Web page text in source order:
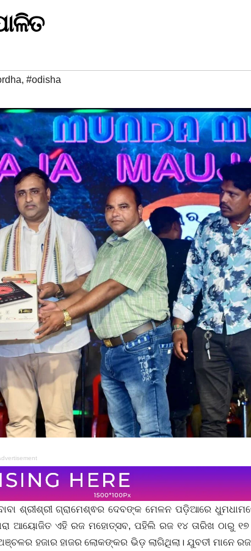
, #odisha
ଶ୍ରୀଶ୍ରୀ ଗ୍ରାମେଶ୍ଵର ଦେବଙ୍କ ମେଳନ ପଡ଼ିଆରେ
ଆୟୋଜିତ ଏହି ରଜ ମହୋତ୍ସବ, ପହିଲି ରଜ ୧୪ ତାରିଖ ଠାରୁ ୧୭
ହଜାର ହାଜର ଲୋକଙ୍କର ଭିଡ଼ ଲାଗିଥିଲା। ଯୁବତୀ ମାନେ